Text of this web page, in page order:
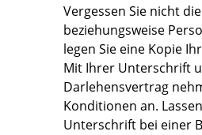
Vergessen Sie nicht
beziehungsweise
legen Sie eine Kopie
Mit Ihrer Unterschrift
Darlehensvertrag
Konditionen an.
Unterschrift bei einer